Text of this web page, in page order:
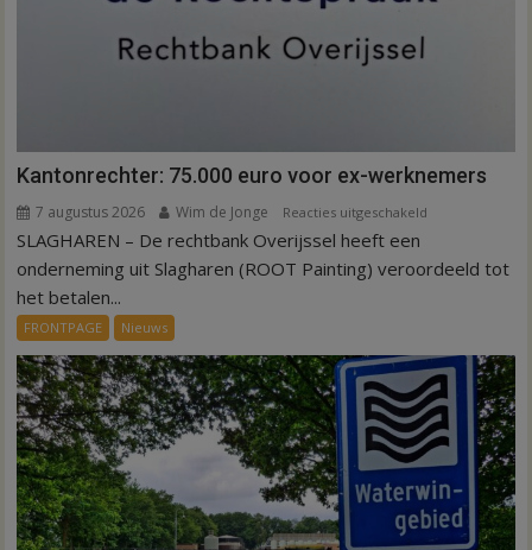
Kantonrechter: 75.000 euro voor ex-werknemers
7 augustus 2026 Wim de Jonge Reacties uitgeschakeld
75.000
werknemers
SLAGHAREN – De rechtbank Overijssel heeft een
onderneming uit Slagharen (ROOT Painting) veroordeeld tot
het betalen...
FRONTPAGE Nieuws